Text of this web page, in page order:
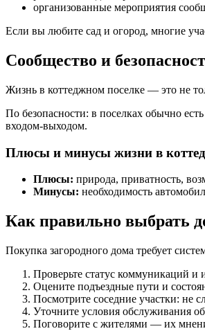
организованные мероприятия
Если вы любите сад и огород, многие
Сообщество и
Жизнь в коттеджном поселке — это не
По безопасности: в поселках обычно
входом-выходом.
Плюсы и минусы жизни в
Плюсы: природа, приватность,
Минусы: необходимость
Как правильно выбрать
Покупка загородного дома требует
Проверьте статус коммуникаций и
Оцените подъездные пути и
Посмотрите соседние участки: не
Уточните условия обслуживания
Поговорите с жителями — их